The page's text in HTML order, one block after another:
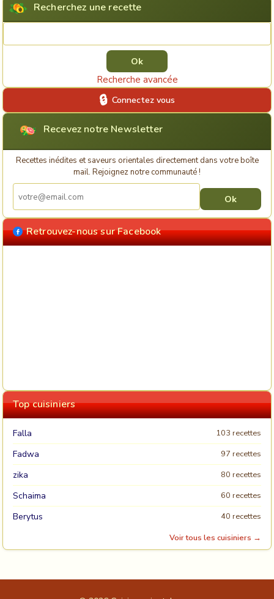
Recherchez une recette
Recherche avancée
Connectez vous
Recevez notre Newsletter
Recettes inédites et saveurs orientales directement dans votre boîte
mail. Rejoignez notre communauté !
Retrouvez-nous sur Facebook
Top cuisiniers
Falla 103 recettes
Fadwa 97 recettes
zika 80 recettes
Schaima 60 recettes
Berytus
40 recettes
Voir tous les cuisiniers →